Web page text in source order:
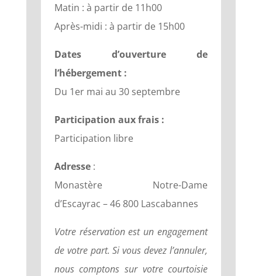
Matin : à partir de 11h00
Après-midi : à partir de 15h00
Dates d’ouverture de
l’hébergement :
Du 1er mai au 30 septembre
Participation aux frais :
Participation libre
Adresse:
Monastère Notre-Dame
d’Escayrac – 46 800 Lascabannes
Votre réservation est un engagement
de votre part. Si vous devez l’annuler,
nous comptons sur votre courtoisie